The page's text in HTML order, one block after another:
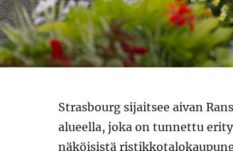
Strasbourg sijaitsee aivan
alueella, joka on tunnettu
näköisistä